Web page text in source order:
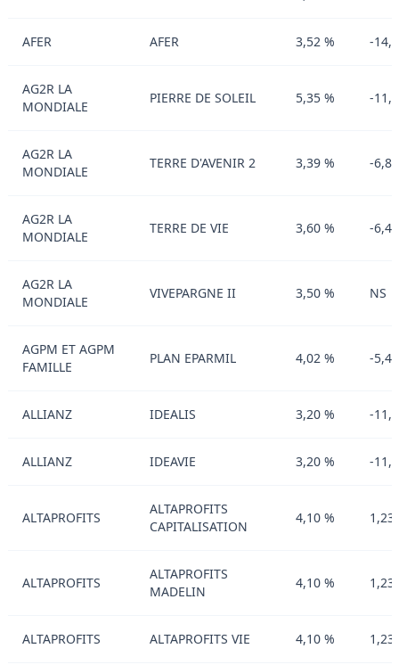
AFER AFER 3,52 % -
AG2R LA
MONDIALE
PIERRE DE SOLEIL 5,35 % -
AG2R LA
MONDIALE
TERRE D'AVENIR 2 3,39 % -
AG2R LA
MONDIALE
TERRE DE VIE 3,60 % -
AG2R LA
MONDIALE
VIVEPARGNE II 3,50 % NS
AGPM ET AGPM
FAMILLE
PLAN EPARMIL 4,02 % -
ALLIANZ IDEALIS 3,20 % -
ALLIANZ IDEAVIE 3,20 % -
ALTAPROFITS
ALTAPROFITS
CAPITALISATION
4,10 %
ALTAPROFITS
ALTAPROFITS
MADELIN
4,10 %
ALTAPROFITS ALTAPROFITS VIE 4,10 %